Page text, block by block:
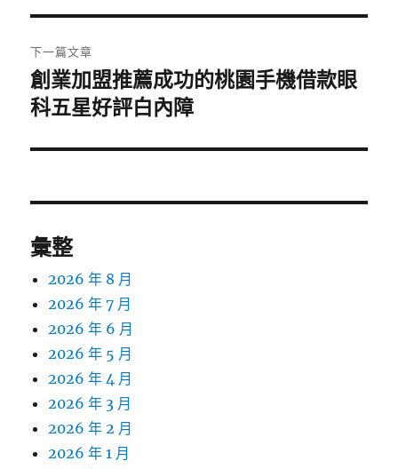
覽
文
章:
下一篇文章
下
一
文
創業加盟推薦成功的桃園手機借款眼
科五星好評白內障
彙整
2026 年 8 月
2026 年 7 月
2026 年 6 月
2026 年 5 月
2026 年 4 月
2026 年 3 月
2026 年 2 月
2026 年 1 月